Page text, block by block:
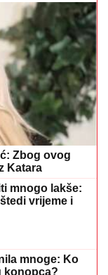
Zbog ovog
Katara
mnogo lakše:
vrijeme i
mnoge: Ko
konopca?